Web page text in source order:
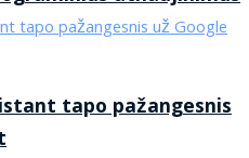
tapo pažangesnis